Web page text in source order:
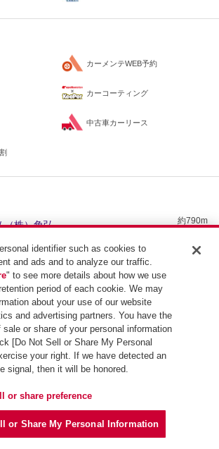
カーメンテWEB予約
カーコーティング
中古車カーリース
（株）角弘 約790m
）小鹿産業 約1.1km
（株）小鹿産業
イルサービス（株）
SS検索トップ
identifier such as cookies to
and ads and to analyze our traffic.
" to see more details about how we use
period of each cookie. We may
about your use of our website
and advertising partners. You have the
or share of your personal information
[Do Not Sell or Share My Personal
your right. If we have detected an
signal, then it will be honored.
or share preference
or Share My Personal Information